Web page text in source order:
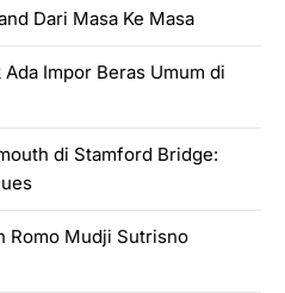
Dari Masa Ke Masa
Impor Beras Umum di
di Stamford Bridge:
Romo Mudji Sutrisno